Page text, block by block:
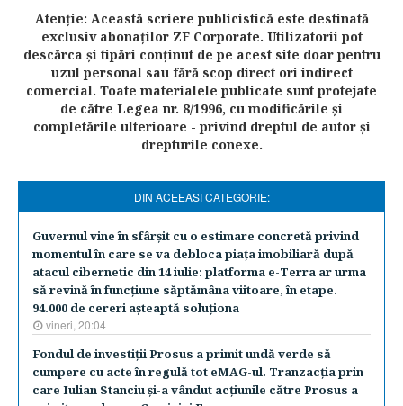
Atenţie: Această scriere publicistică este destinată
exclusiv abonaţilor ZF Corporate. Utilizatorii pot
descărca şi tipări conţinut de pe acest site doar pentru
uzul personal sau fără scop direct ori indirect
comercial. Toate materialele publicate sunt protejate
de către Legea nr. 8/1996, cu modificările şi
completările ulterioare - privind dreptul de autor şi
drepturile conexe.
DIN ACEEASI CATEGORIE:
Guvernul vine în sfârşit cu o estimare concretă privind
momentul în care se va debloca piaţa imobiliară după
atacul cibernetic din 14 iulie: platforma e-Terra ar urma
să revină în funcţiune săptămâna viitoare, în etape.
94.000 de cereri aşteaptă soluţiona
vineri, 20:04
Fondul de investiţii Prosus a primit undă verde să
cumpere cu acte în regulă tot eMAG-ul. Tranzacţia prin
care Iulian Stanciu şi-a vândut acţiunile către Prosus a